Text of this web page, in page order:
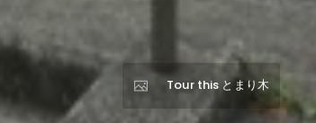
Tour this とまり木